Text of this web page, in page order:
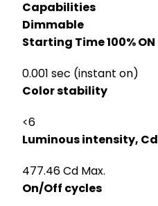
Capabilities
Dimmable
Starting Time 100% ON
0.001 sec (instant on)
Color stability
<6
Luminous intensity, Cd
477.46 Cd Max.
On/Off cycles